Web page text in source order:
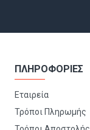
ΠΛΗΡΟΦΟΡΙΕΣ
Εταιρεία
Τρόποι Πληρωμής